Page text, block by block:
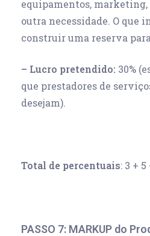
equipamentos,
outra necessidade. O que
construir uma reserva para
– Lucro pretendido: 30%
que prestadores de
desejam).
Total de percentuais: 3 + 5
PASSO 7: MARKUP do